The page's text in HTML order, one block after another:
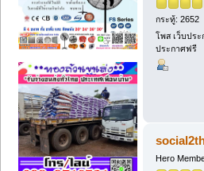
กระทู้: 2652
โพส เว็บปร
ประกาศฟรี
Hero